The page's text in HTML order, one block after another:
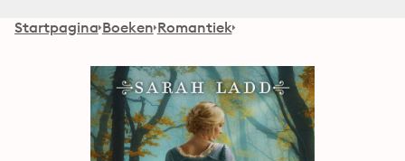
Startpagina Boeken Romantiek